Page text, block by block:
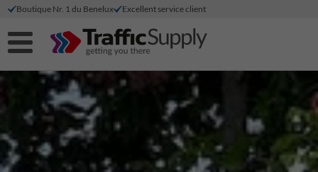
Boutique Nr. 1 du Benelux
Excellent service client
Réduction sur les paiements directs
Production durable